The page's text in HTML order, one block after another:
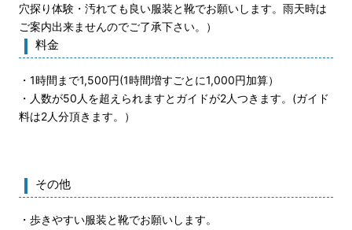
穴探り体験・汚れても良い服装と靴でお願いします。雨天時は
ご案内出来ませんのでご了承下さい。）
料金
・1時間まで1,500円(1時間増すごとに1,000円加算）
・人数が50人を超えられますとガイドが2人つきます。(ガイド
料は2人分頂きます。）
その他
・歩きやすい服装と靴でお願いします。